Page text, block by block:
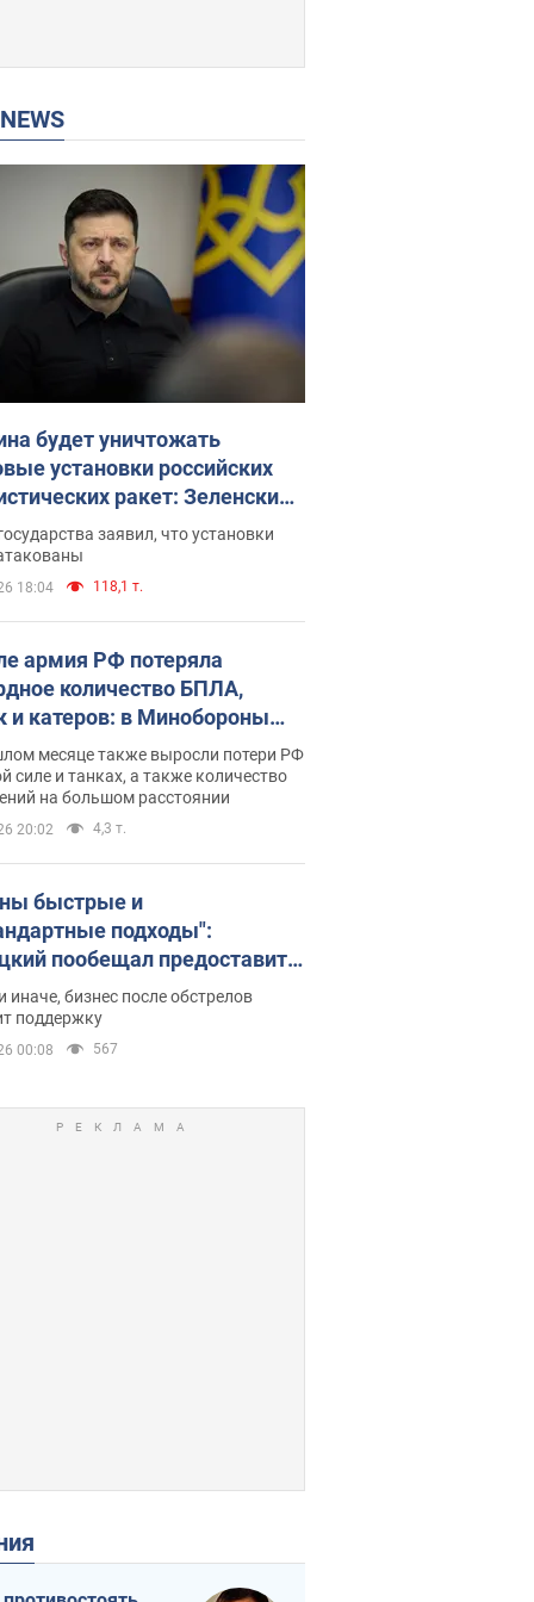
NEWS
будет уничтожать
установки российских
ракет: Зеленский
заседание СНБО
заявил, что установки
18:04 118,1 т.
армия РФ потеряла
количество БПЛА,
и катеров: в Минобороны
статистику
месяце также выросли потери РФ
силе и танках, а также количество
на большом расстоянии
20:02 4,3 т.
быстрые и
подходы":
пообещал предоставить
приоритетный доступ к
складским
иначе, бизнес после обстрелов
поддержку
00:08 567